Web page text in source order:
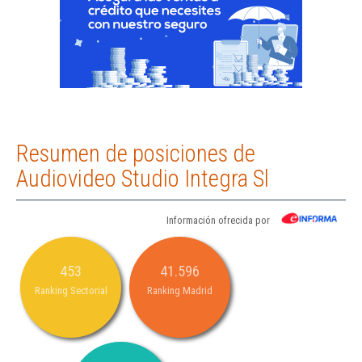
Resumen de posiciones de
Audiovideo Studio Integra Sl
Información ofrecida por
453
Ranking Sectorial
41.596
Ranking Madrid